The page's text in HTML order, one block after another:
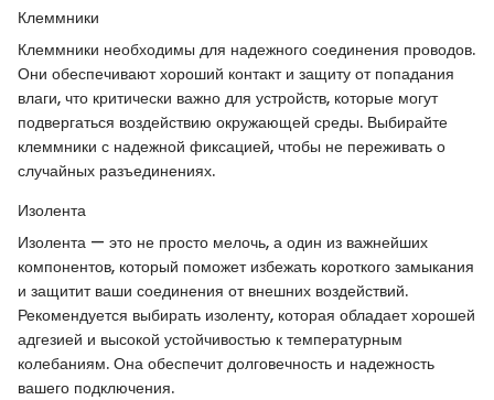
Клеммники
Клеммники необходимы для надежного соединения проводов.
Они обеспечивают хороший контакт и защиту от попадания
влаги, что критически важно для устройств, которые могут
подвергаться воздействию окружающей среды. Выбирайте
клеммники с надежной фиксацией, чтобы не переживать о
случайных разъединениях.
Изолента
Изолента — это не просто мелочь, а один из важнейших
компонентов, который поможет избежать короткого замыкания
и защитит ваши соединения от внешних воздействий.
Рекомендуется выбирать изоленту, которая обладает хорошей
адгезией и высокой устойчивостью к температурным
колебаниям. Она обеспечит долговечность и надежность
вашего подключения.